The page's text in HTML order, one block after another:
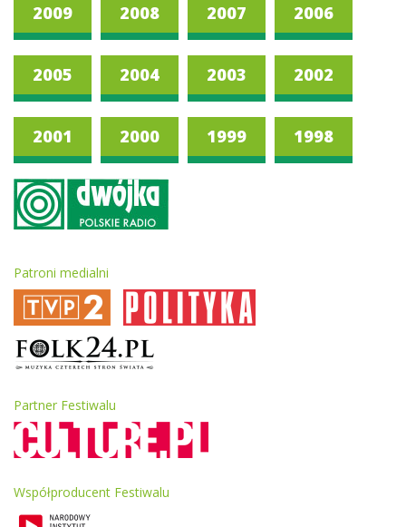
2009 2008 2007 2006
2005 2004 2003 2002
2001 2000 1999 1998
Patroni medialni
Partner Festiwalu
Współproducent Festiwalu